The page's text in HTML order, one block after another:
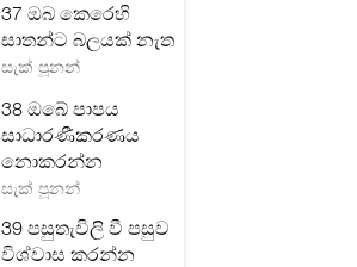
37 ඔබ කෙරෙහි
සාතන්ට බලයක් නැත
සැක් පූනන්
38 ඔබේ පාපය
සාධාරණීකරණය
නොකරන්න
සැක් පූනන්
39 පසුතැවිලි වී පසුව
විශ්වාස කරන්න